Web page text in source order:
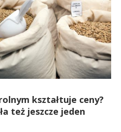
kształtuje ceny?
też jeszcze jeden